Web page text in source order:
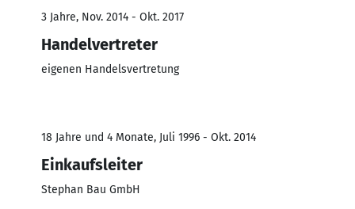
3 Jahre, Nov. 2014 - Okt. 2017
Handelvertreter
eigenen Handelsvertretung
18 Jahre und 4 Monate, Juli 1996 - Okt. 2014
Einkaufsleiter
Stephan Bau GmbH